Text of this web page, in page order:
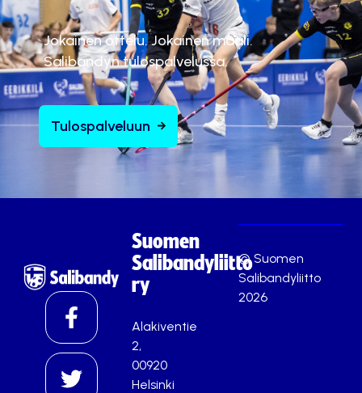
Jokainen ottelu. Jokainen maali.
Salibandyn tulospalvelussa.
Tulospalveluun
Suomen
Salibandyliitto
ry
Alakiventie
2,
00920
Helsinki
© Suomen
Salibandyliitto
2026